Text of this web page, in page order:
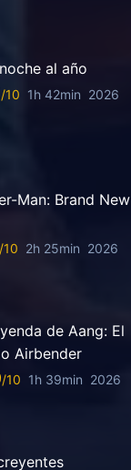
al año
1h 42min 2026
Man: Brand New
2h 25min 2026
de Aang: El
Airbender
1h 39min 2026